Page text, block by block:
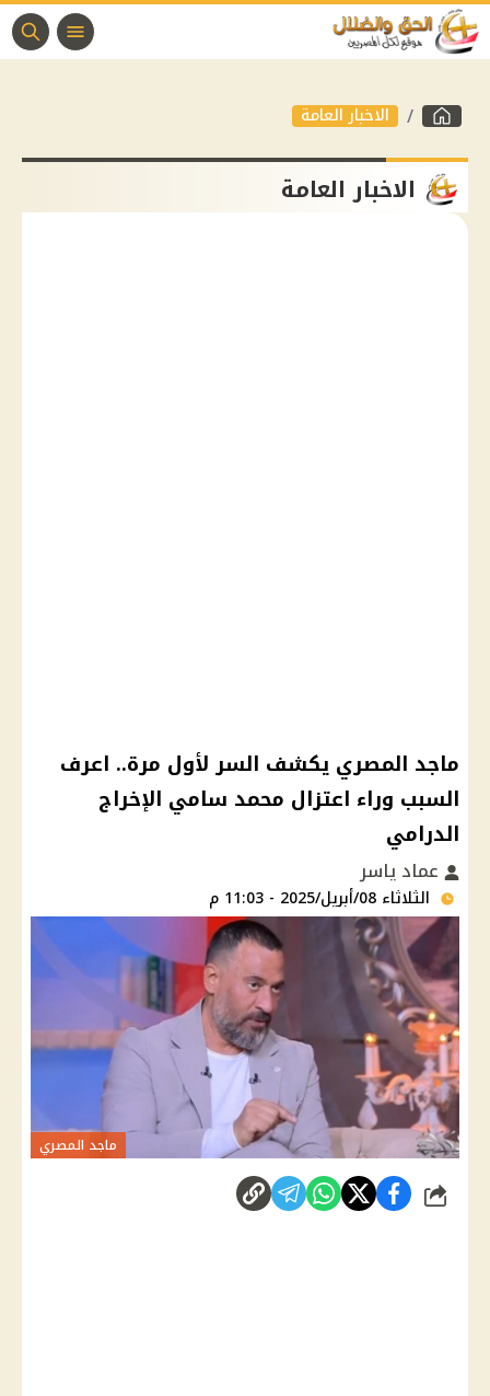
الاخبار العامة
الاخبار العامة
ماجد المصري يكشف السر لأول مرة.. اعرف
السبب وراء اعتزال محمد سامي الإخراج
الدرامي
عماد ياسر
الثلاثاء 08/أبريل/2025 - 11:03 م
ماجد المصري
شارك